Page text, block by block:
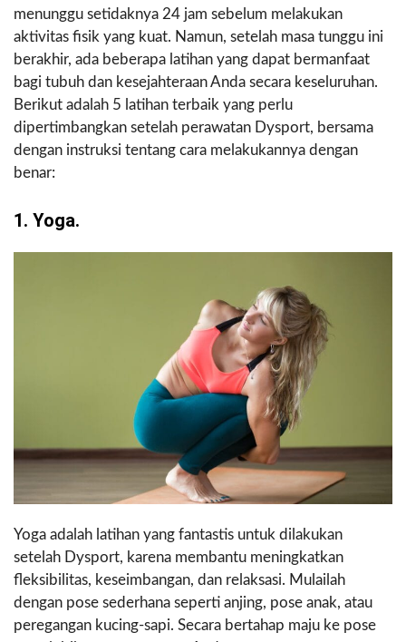
menunggu setidaknya 24 jam sebelum melakukan
aktivitas fisik yang kuat. Namun, setelah masa tunggu ini
berakhir, ada beberapa latihan yang dapat bermanfaat
bagi tubuh dan kesejahteraan Anda secara keseluruhan.
Berikut adalah 5 latihan terbaik yang perlu
dipertimbangkan setelah perawatan Dysport, bersama
dengan instruksi tentang cara melakukannya dengan
benar:
1. Yoga.
Yoga adalah latihan yang fantastis untuk dilakukan
setelah Dysport, karena membantu meningkatkan
fleksibilitas, keseimbangan, dan relaksasi. Mulailah
dengan pose sederhana seperti anjing, pose anak, atau
peregangan kucing-sapi. Secara bertahap maju ke pose